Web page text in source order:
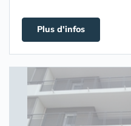
Plus d'infos